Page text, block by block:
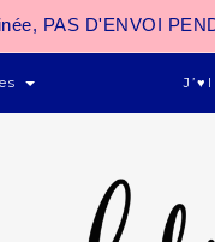
PAS D'ENVOI